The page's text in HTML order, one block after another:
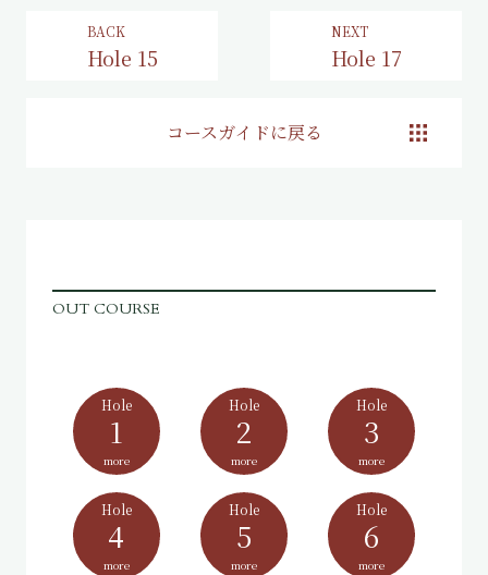
BACK
Hole 15
NEXT
Hole 17
コースガイドに戻る
OUT COURSE
Hole
1
more
Hole
2
more
Hole
3
more
Hole
4
more
Hole
5
more
Hole
6
more